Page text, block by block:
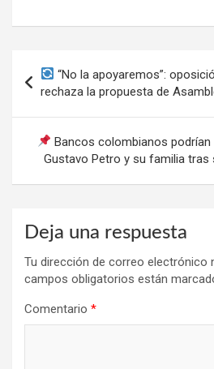
de
entradas
“No la apoyaremos”:
rechaza la propuesta de
Bancos colombianos
Gustavo Petro y su familia tras
Deja una respuesta
Tu dirección de correo electrónico
campos obligatorios están
Comentario *